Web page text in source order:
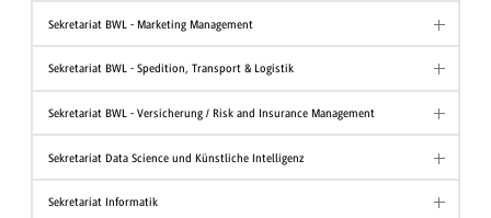
Sekretariat BWL - Marketing Management
Sekretariat BWL - Spedition, Transport & Logistik
Sekretariat BWL - Versicherung / Risk and Insurance Management
Sekretariat Data Science und Künstliche Intelligenz
Sekretariat Informatik